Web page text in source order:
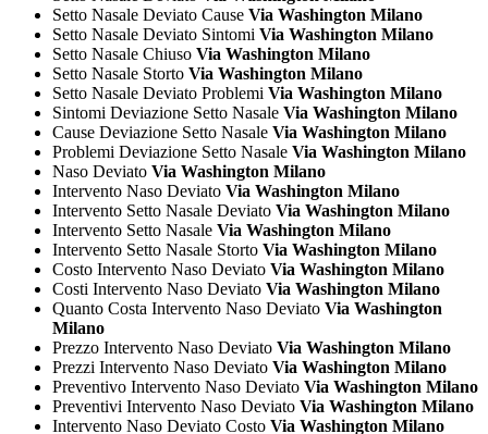
Setto Nasale Deviato Cause Via Washington Milano
Setto Nasale Deviato Sintomi Via Washington Milano
Setto Nasale Chiuso Via Washington Milano
Setto Nasale Storto Via Washington Milano
Setto Nasale Deviato Problemi Via Washington Milano
Sintomi Deviazione Setto Nasale Via Washington Milano
Cause Deviazione Setto Nasale Via Washington Milano
Problemi Deviazione Setto Nasale Via Washington Milano
Naso Deviato Via Washington Milano
Intervento Naso Deviato Via Washington Milano
Intervento Setto Nasale Deviato Via Washington Milano
Intervento Setto Nasale Via Washington Milano
Intervento Setto Nasale Storto Via Washington Milano
Costo Intervento Naso Deviato Via Washington Milano
Costi Intervento Naso Deviato Via Washington Milano
Quanto Costa Intervento Naso Deviato Via Washington
Milano
Prezzo Intervento Naso Deviato Via Washington Milano
Prezzi Intervento Naso Deviato Via Washington Milano
Preventivo Intervento Naso Deviato Via Washington Milano
Preventivi Intervento Naso Deviato Via Washington Milano
Intervento Naso Deviato Costo Via Washington Milano